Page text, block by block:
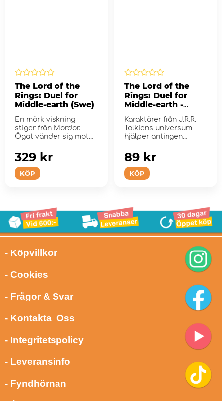
The Lord of the
Rings: Duel for
Middle-earth (Swe)
En mörk viskning
stiger från Mordor.
Ögat vänder sig mot
KÖP
329 kr
The Lord of the
Rings: Duel for
Middle-earth -
Allies (Eng) (Exp.)
Karaktärer från J.R.R.
Tolkiens universum
hjälper antingen
KÖP
89 kr
- Köpvillkor
- Cookies
- Frågor & Svar
- Kontakta Oss
- Integritetspolicy
- Leveransinfo
- Fyndhörnan